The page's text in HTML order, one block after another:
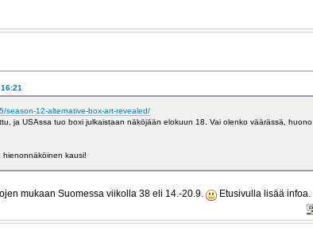
season-12-alternative-box-art-revealed/
ja USAssa tuo boxi julkaistaan näköjään elokuun 18. Vai olenko väärässä, huono
kausi!
mukaan Suomessa viikolla 38 eli 14.-20.9. Etusivulla lisää infoa.